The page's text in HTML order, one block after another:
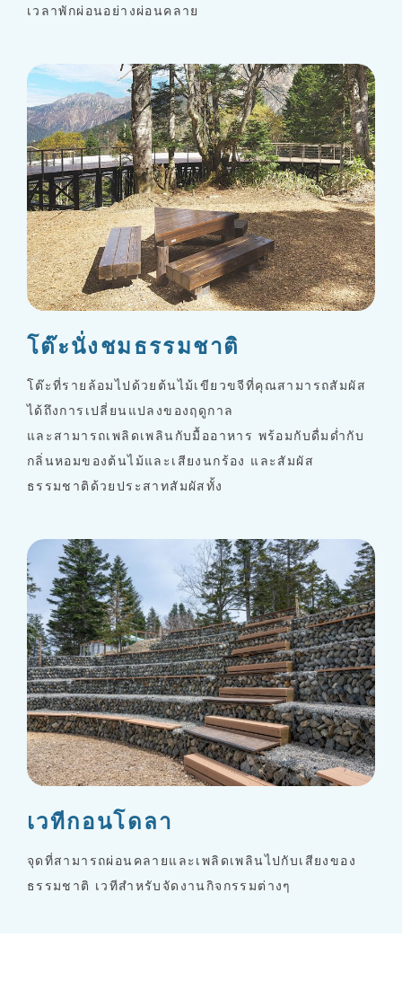
เวลาพักผ่อนอย่างผ่อนคลาย
โต๊ะนั่งชมธรรมชาติ
โต๊ะที่รายล้อมไปด้วยต้นไม้เขียวขจีที่คุณสามารถสัมผัส
ได้ถึงการเปลี่ยนแปลงของฤดูกาล
และสามารถเพลิดเพลินกับมื้ออาหาร พร้อมกับดื่มด่ำกับ
กลิ่นหอมของต้นไม้และเสียงนกร้อง และสัมผัส
ธรรมชาติด้วยประสาทสัมผัสทั้ง
เวทีกอนโดลา
จุดที่สามารถผ่อนคลายและเพลิดเพลินไปกับเสียงของ
ธรรมชาติ เวทีสำหรับจัดงานกิจกรรมต่างๆ